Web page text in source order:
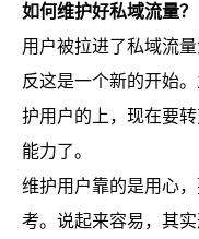
如何维护好私域流量？
用户被拉进了私域流
反这是一个新的开始
护用户的上，现在要
能力了。
维护用户靠的是用心
考。说起来容易，其实